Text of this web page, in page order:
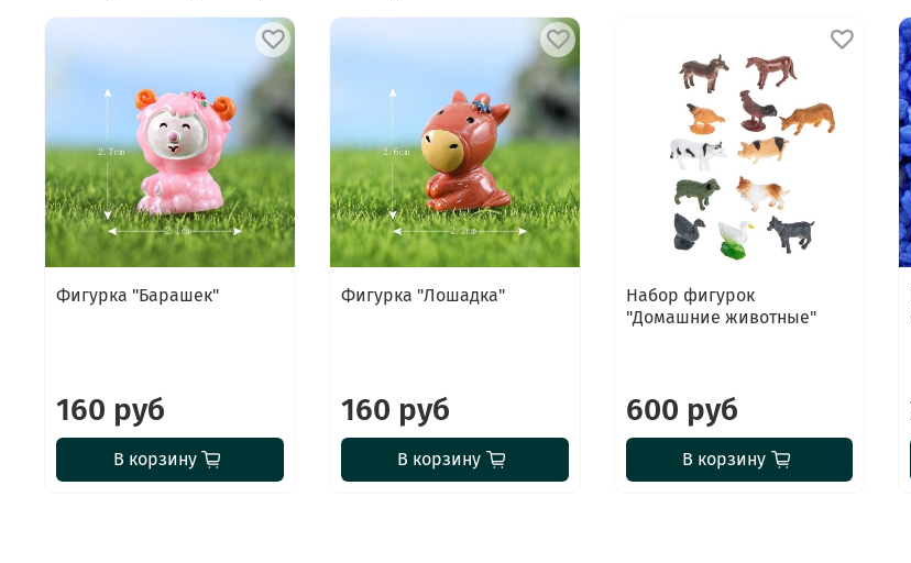
Фигурка "Барашек"
160 руб
В корзину
Фигурка "Лошадка"
160 руб
В корзину
Набор фигурок
"Домашние животные"
600 руб
В корзину